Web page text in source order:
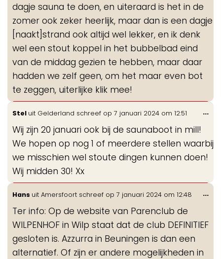
dagje sauna te doen, en uiteraard is het in de
zomer ook zeker heerlijk, maar dan is een dagje
[naakt]strand ook altijd wel lekker, en ik denk
wel een stout koppel in het bubbelbad eind
van de middag gezien te hebben, maar daar
hadden we zelf geen, om het maar even bot
te zeggen, uiterlijke klik mee!
Stel uit Gelderland schreef op 7 januari 2024 om 12:51
Wij zijn 20 januari ook bij de saunaboot in mill!
We hopen op nog 1 of meerdere stellen waarbij
we misschien wel stoute dingen kunnen doen!
Wij midden 30! Xx
...
Hans uit Amersfoort schreef op 7 januari 2024 om 12:48
Ter info: Op de website van Parenclub de
WILPENHOF in Wilp staat dat de club DEFINITIEF
gesloten is. Azzurra in Beuningen is dan een
alternatief. Of zijn er andere mogelijkheden in
...